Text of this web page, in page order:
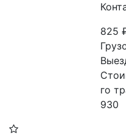
825
го
930